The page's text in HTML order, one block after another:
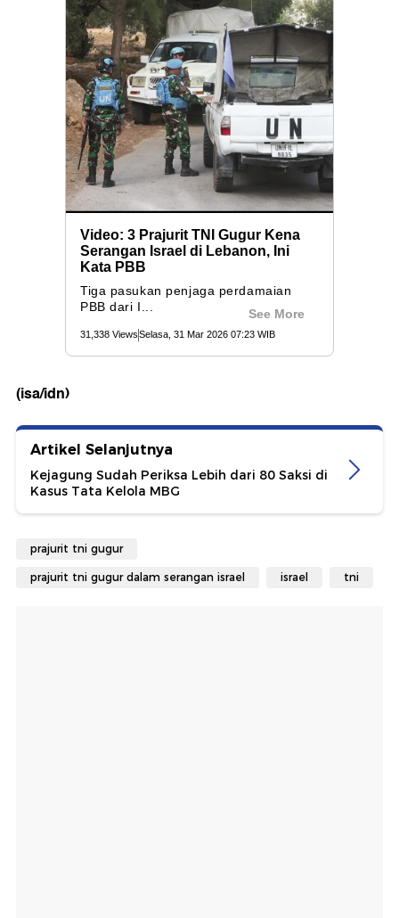
(isa/idn)
Artikel Selanjutnya
Kejagung Sudah Periksa Lebih dari 80 Saksi di
Kasus Tata Kelola MBG
prajurit tni gugur
prajurit tni gugur dalam serangan israel israel tni